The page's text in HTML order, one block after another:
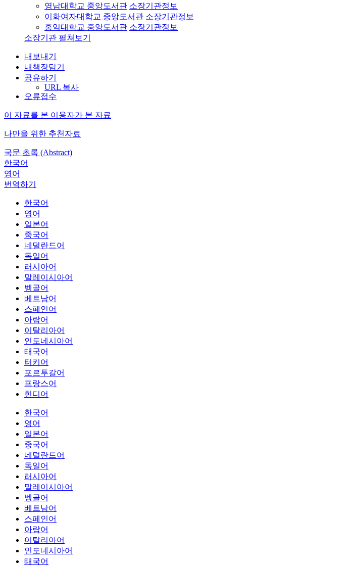
영남대학교 중앙도서관 소장기관정보
이화여자대학교 중앙도서관 소장기관정보
홍익대학교 중앙도서관 소장기관정보
소장기관 펼쳐보기
내보내기
내책장담기
공유하기
URL 복사
오류접수
이 자료를 본 이용자가 본 자료
나만을 위한 추천자료
국문 초록 (Abstract)
한국어
영어
번역하기
한국어
영어
일본어
중국어
네덜란드어
독일어
러시아어
말레이시아어
벵골어
베트남어
스페인어
아랍어
이탈리아어
인도네시아어
태국어
터키어
포르투갈어
프랑스어
힌디어
한국어
영어
일본어
중국어
네덜란드어
독일어
러시아어
말레이시아어
벵골어
베트남어
스페인어
아랍어
이탈리아어
인도네시아어
태국어